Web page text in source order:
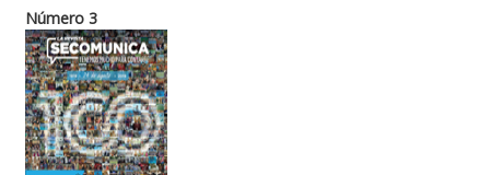
Número 3